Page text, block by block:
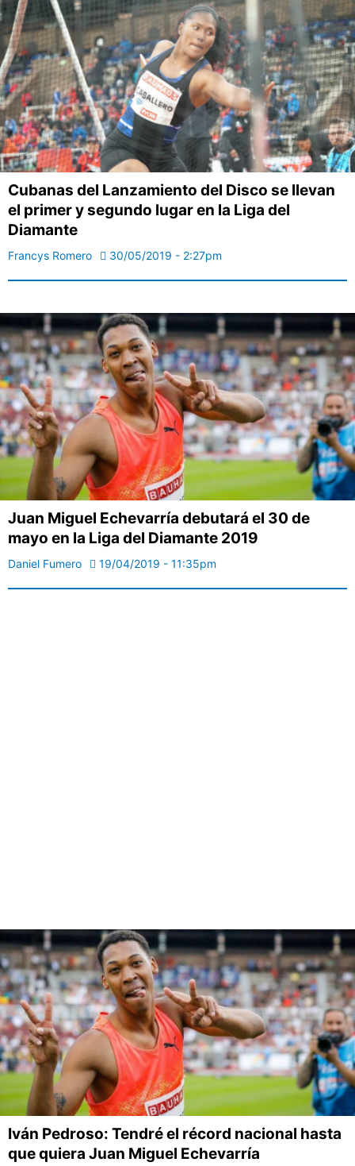
Cubanas del Lanzamiento del Disco se llevan
el primer y segundo lugar en la Liga del
Diamante
Francys Romero 30/05/2019 - 2:27pm
Juan Miguel Echevarría debutará el 30 de
mayo en la Liga del Diamante 2019
Daniel Fumero 19/04/2019 - 11:35pm
Iván Pedroso: Tendré el récord nacional hasta
que quiera Juan Miguel Echevarría